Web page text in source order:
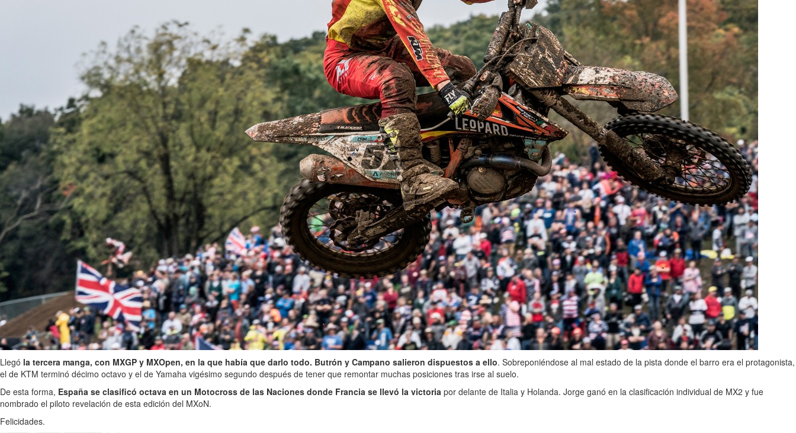
Llegó la tercera manga, con MXGP y MXOpen, en la que había que darlo todo. Butrón y Campano salieron dispuestos a ello. Sobreponiéndose al mal estado de la pista donde el barro era el protagonista,
el de KTM terminó décimo octavo y el de Yamaha vigésimo segundo después de tener que remontar muchas posiciones tras irse al suelo.
De esta forma, España se clasificó octava en un Motocross de las Naciones donde Francia se llevó la victoria por delante de Italia y Holanda. Jorge ganó en la clasificación individual de MX2 y fue
nombrado el piloto revelación de esta edición del MXoN.
Felicidades.